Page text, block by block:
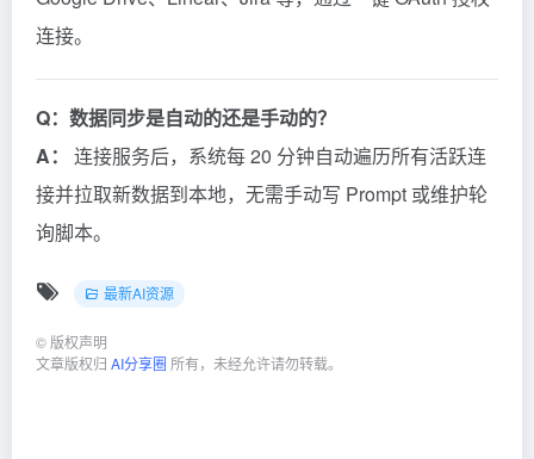
连接。
Q：数据同步是自动的还是手动的？
A：
连接服务后，系统每 20 分钟自动遍历所有活跃连
接并拉取新数据到本地，无需手动写 Prompt 或维护轮
询脚本。
最新AI资源
© 版权声明
文章版权归 AI分享圈 所有，未经允许请勿转载。